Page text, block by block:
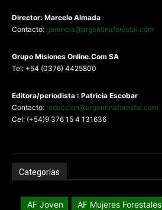
Director: Marcelo Almada
Contacto: gerencia@argentinaforestal.com
Grupo Misiones Online.Com SA
Tel: +54 (0376) 4425800
Editora/periodista : Patricia Escobar
Contacto: redaccion@argentinaforestal.com
Cel: (+54)9 376 15 4 131636
Categorías
AF Joven AF Mujeres Forestales